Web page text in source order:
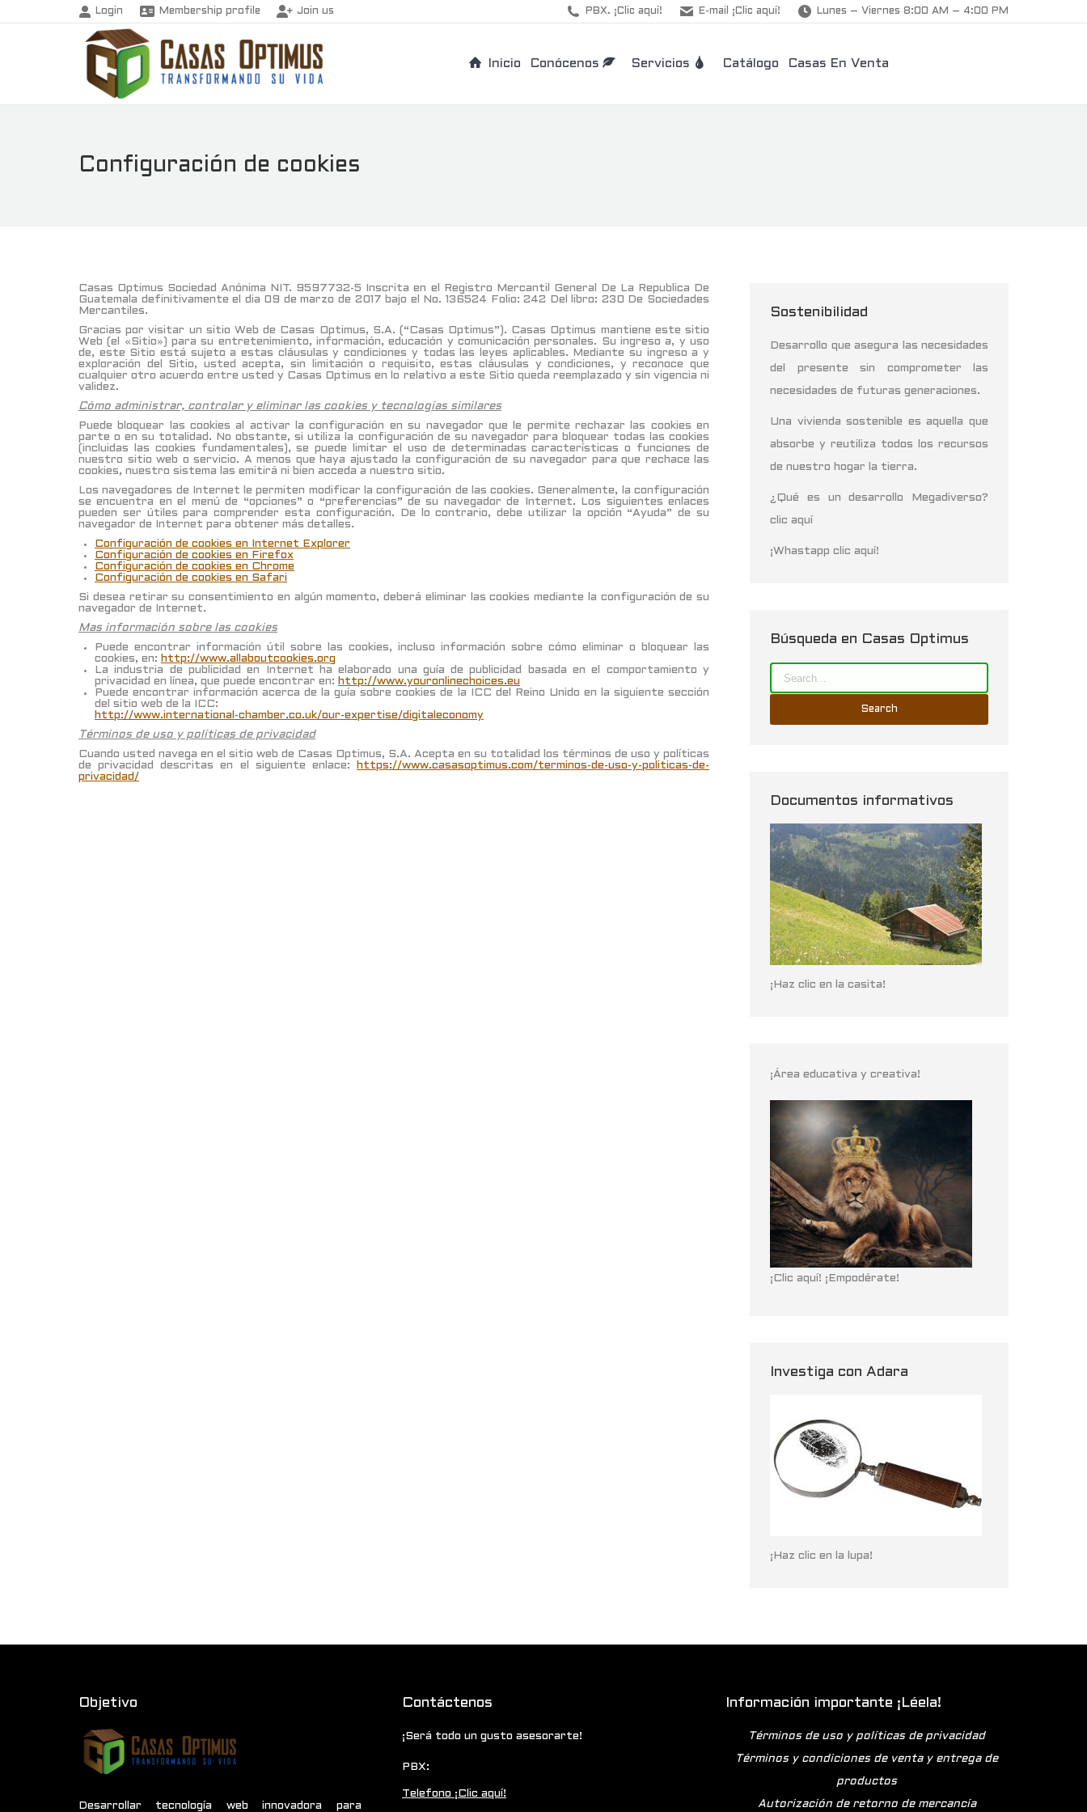
Login Membership profile Join us PBX. ¡Clic aquí! E-mail ¡Clic aquí! Lunes – Viernes 8:00 AM – 4:00 PM
Inicio Conócenos Servicios Catálogo Casas En Venta
Configuración de cookies
Casas Optimus Sociedad Anónima NIT. 9597732-5 Inscrita en el Registro Mercantil General De La Republica De
Guatemala definitivamente el dia 09 de marzo de 2017 bajo el No. 136524 Folio: 242 Del libro: 230 De Sociedades
Mercantiles.
Gracias por visitar un sitio Web de Casas Optimus, S.A. (“Casas Optimus”). Casas Optimus mantiene este sitio
Web (el «Sitio») para su entretenimiento, información, educación y comunicación personales. Su ingreso a, y uso
de, este Sitio está sujeto a estas cláusulas y condiciones y todas las leyes aplicables. Mediante su ingreso a y
exploración del Sitio, usted acepta, sin limitación o requisito, estas cláusulas y condiciones, y reconoce que
cualquier otro acuerdo entre usted y Casas Optimus en lo relativo a este Sitio queda reemplazado y sin vigencia ni
validez.
Cómo administrar, controlar y eliminar las cookies y tecnologías similares
Puede bloquear las cookies al activar la configuración en su navegador que le permite rechazar las cookies en
parte o en su totalidad. No obstante, si utiliza la configuración de su navegador para bloquear todas las cookies
(incluidas las cookies fundamentales), se puede limitar el uso de determinadas características o funciones de
nuestro sitio web o servicio. A menos que haya ajustado la configuración de su navegador para que rechace las
cookies, nuestro sistema las emitirá ni bien acceda a nuestro sitio.
Los navegadores de Internet le permiten modificar la configuración de las cookies. Generalmente, la configuración
se encuentra en el menú de “opciones” o “preferencias” de su navegador de Internet. Los siguientes enlaces
pueden ser útiles para comprender esta configuración. De lo contrario, debe utilizar la opción “Ayuda” de su
navegador de Internet para obtener más detalles.
Configuración de cookies en Internet Explorer
Configuración de cookies en Firefox
Configuración de cookies en Chrome
Configuración de cookies en Safari
Si desea retirar su consentimiento en algún momento, deberá eliminar las cookies mediante la configuración de su
navegador de Internet.
Mas información sobre las cookies
Puede encontrar información útil sobre las cookies, incluso información sobre cómo eliminar o bloquear las
cookies, en: http://www.allaboutcookies.org
La industria de publicidad en Internet ha elaborado una guía de publicidad basada en el comportamiento y
privacidad en línea, que puede encontrar en: http://www.youronlinechoices.eu
Puede encontrar información acerca de la guía sobre cookies de la ICC del Reino Unido en la siguiente sección
del sitio web de la ICC:
http://www.international-chamber.co.uk/our-expertise/digitaleconomy
Términos de uso y políticas de privacidad
Cuando usted navega en el sitio web de Casas Optimus, S.A. Acepta en su totalidad los términos de uso y políticas
de privacidad descritas en el siguiente enlace:
https://www.casasoptimus.com/terminos-de-uso-y-politicas-de-
privacidad/
Sostenibilidad
Desarrollo que asegura las necesidades
del presente sin comprometer las
necesidades de futuras generaciones.
Una vivienda sostenible es aquella que
absorbe y reutiliza todos los recursos
de nuestro hogar la tierra.
¿Qué es un desarrollo Megadiverso?
clic aquí
¡Whastapp clic aquí!
Búsqueda en Casas Optimus
Documentos informativos
¡Haz clic en la casita!
¡Área educativa y creativa!
¡Clic aquí! ¡Empodérate!
Investiga con Adara
¡Haz clic en la lupa!
Objetivo
Desarrollar tecnología web innovadora para
Contáctenos
¡Será todo un gusto asesorarte!
PBX:
Telefono ¡Clic aquí!
Información importante ¡Léela!
Términos de uso y políticas de privacidad
Términos y condiciones de venta y entrega de
productos
Autorización de retorno de mercancía